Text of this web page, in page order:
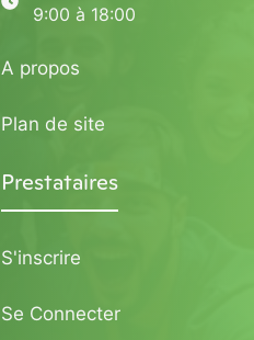
9:00 à 18:00
A propos
Plan de site
Prestataires
S'inscrire
Se Connecter